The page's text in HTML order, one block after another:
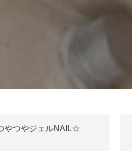
つやジェルNAIL☆